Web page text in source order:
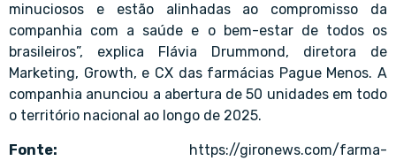
minuciosos e estão alinhadas ao compromisso da
companhia com a saúde e o bem-estar de todos os
brasileiros”, explica Flávia Drummond, diretora de
Marketing, Growth, e CX das farmácias Pague Menos. A
companhia anunciou a abertura de 50 unidades em todo
o território nacional ao longo de 2025.
Fonte:
https://gironews.com/farma-